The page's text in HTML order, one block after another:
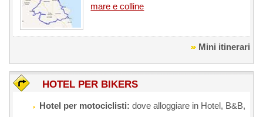
mare e colline
Mini itinerari
HOTEL PER BIKERS
Hotel per motociclisti: dove alloggiare in Hotel, B&B,